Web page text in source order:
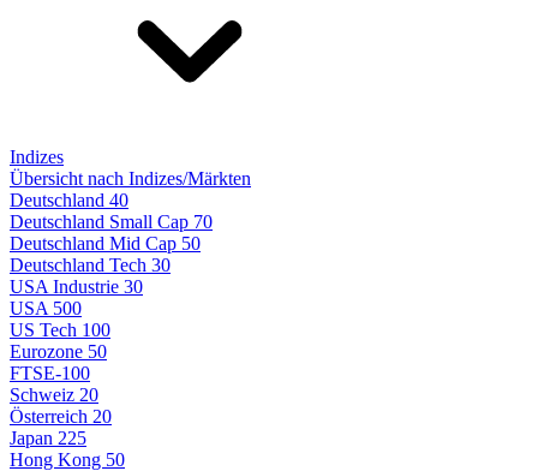
Indizes
Übersicht nach Indizes/Märkten
Deutschland 40
Deutschland Small Cap 70
Deutschland Mid Cap 50
Deutschland Tech 30
USA Industrie 30
USA 500
US Tech 100
Eurozone 50
FTSE-100
Schweiz 20
Österreich 20
Japan 225
Hong Kong 50